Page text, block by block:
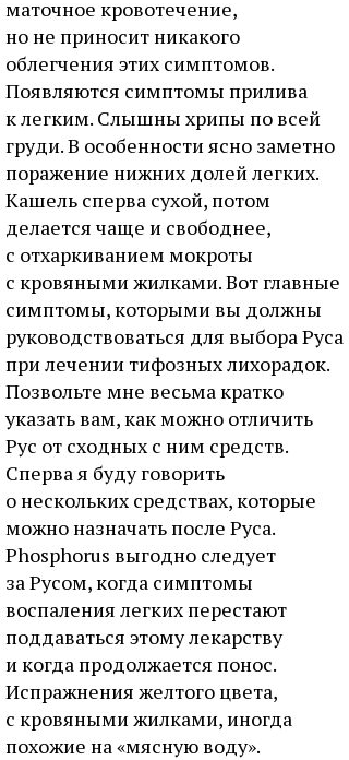
маточное кровотечение,
но не приносит никакого
облегчения этих симптомов.
Появляются симптомы прилива
к легким. Слышны хрипы по всей
груди. В особенности ясно заметно
поражение нижних долей легких.
Кашель сперва сухой, потом
делается чаще и свободнее,
с отхаркиванием мокроты
с кровяными жилками. Вот главные
симптомы, которыми вы должны
руководствоваться для выбора Руса
при лечении тифозных лихорадок.
Позвольте мне весьма кратко
указать вам, как можно отличить
Рус от сходных с ним средств.
Сперва я буду говорить
о нескольких средствах, которые
можно назначать после Руса.
Phosphorus выгодно следует
за Русом, когда симптомы
воспаления легких перестают
поддаваться этому лекарству
и когда продолжается понос.
Испражнения желтого цвета,
с кровяными жилками, иногда
похожие на «мясную воду».